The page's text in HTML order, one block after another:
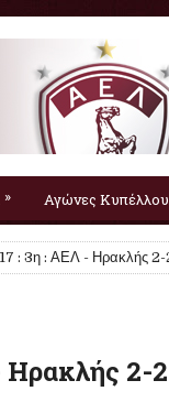
» Αγώνες Κυπέλλου
: 3η : ΑΕΛ - Ηρακλής 2-
2-2